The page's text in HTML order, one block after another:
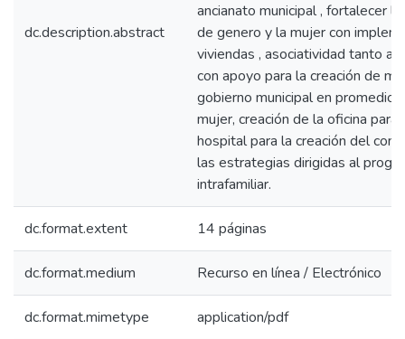
dc.description.abstract
ancianato municipal , fortalecer
de genero y la mujer con
viviendas , asociatividad tanto
con apoyo para la creación de
gobierno municipal en
mujer, creación de la oficina
hospital para la creación del
las estrategias dirigidas al
intrafamiliar.
dc.format.extent 14 páginas
dc.format.medium Recurso en línea / Electrónico
dc.format.mimetype application/pdf